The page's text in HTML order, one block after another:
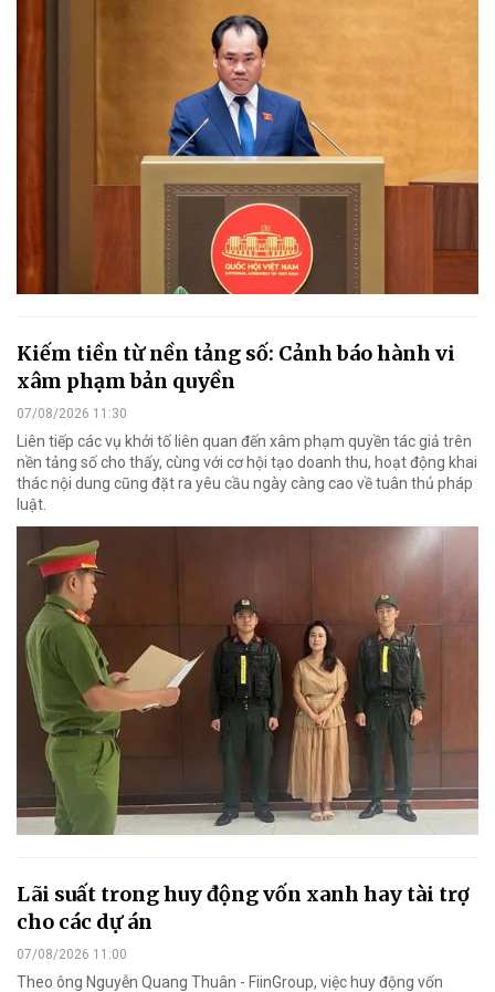
Kiếm tiền từ nền tảng số: Cảnh báo hành vi
xâm phạm bản quyền
07/08/2026 11:30
Liên tiếp các vụ khởi tố liên quan đến xâm phạm quyền tác giả trên
nền tảng số cho thấy, cùng với cơ hội tạo doanh thu, hoạt động khai
thác nội dung cũng đặt ra yêu cầu ngày càng cao về tuân thủ pháp
luật.
Lãi suất trong huy động vốn xanh hay tài trợ
cho các dự án
07/08/2026 11:00
Theo ông Nguyễn Quang Thuân - FiinGroup, việc huy động vốn